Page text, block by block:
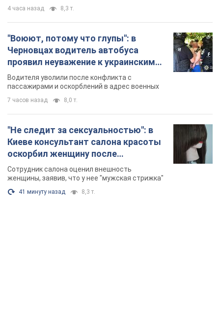
4 часа назад 8,3 т.
"Воюют, потому что глупы": в
Черновцах водитель автобуса
проявил неуважение к украинским
военным и поплатился за это.
Видео
Водителя уволили после конфликта с
пассажирами и оскорблений в адрес военных
7 часов назад 8,0 т.
"Не следит за сексуальностью": в
Киеве консультант салона красоты
оскорбил женщину после
химиотерапии, разгорелся скандал.
Фото
Сотрудник салона оценил внешность
женщины, заявив, что у нее "мужская стрижка"
41 минуту назад 8,3 т.